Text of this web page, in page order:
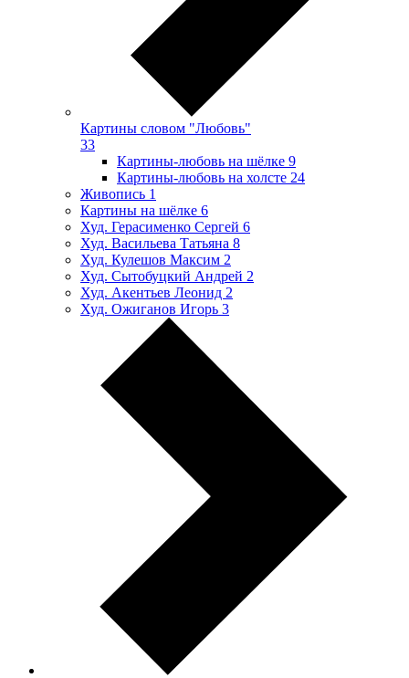
Картины словом "Любовь"
33
Картины-любовь на шёлке 9
Картины-любовь на холсте 24
Живопись 1
Картины на шёлке 6
Худ. Герасименко Сергей 6
Худ. Васильева Татьяна 8
Худ. Кулешов Максим 2
Худ. Сытобуцкий Андрей 2
Худ. Акентьев Леонид 2
Худ. Ожиганов Игорь 3